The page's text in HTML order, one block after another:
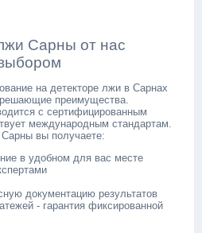
Сарны от нас
на детекторе лжи в Сарнах
решающие преимущества.
с сертифицированным
международным стандартам.
вы получаете:
в удобном для вас месте
документацию результатов
- гарантия фиксированной